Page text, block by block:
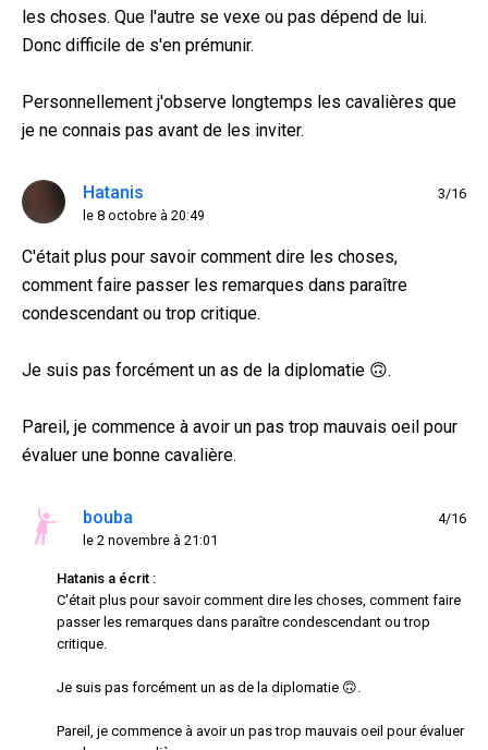
les choses. Que l'autre se vexe ou pas dépend de lui.
Donc difficile de s'en prémunir.
Personnellement j'observe longtemps les cavalières que
je ne connais pas avant de les inviter.
Hatanis
le 8 octobre à 20:49
3/16
C'était plus pour savoir comment dire les choses,
comment faire passer les remarques dans paraître
condescendant ou trop critique.
Je suis pas forcément un as de la diplomatie 🙃.
Pareil, je commence à avoir un pas trop mauvais oeil pour
évaluer une bonne cavalière.
bouba
le 2 novembre à 21:01
4/16
Hatanis a écrit :
C'était plus pour savoir comment dire les choses, comment faire
passer les remarques dans paraître condescendant ou trop
critique.
Je suis pas forcément un as de la diplomatie 🙃.
Pareil, je commence à avoir un pas trop mauvais oeil pour évaluer